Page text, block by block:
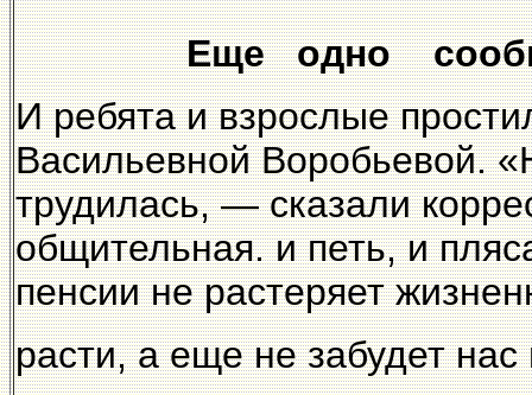
Еще одно
И ребята и взрослые
Васильевной Воробьевой.
трудилась, — сказали
общительная. и петь, и
пенсии не растеряет
расти, а еще не забудет нас